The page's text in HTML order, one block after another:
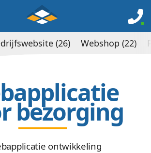
bezorging
ontwikkeling
(26) Webshop (22)